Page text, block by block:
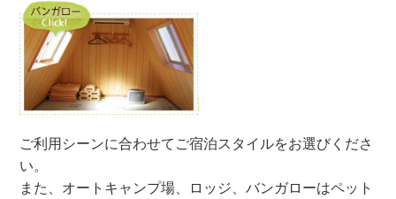
ご利用シーンに合わせてご宿泊スタイルをお選びくださ
い。
また、オートキャンプ場、ロッジ、バンガローはペット